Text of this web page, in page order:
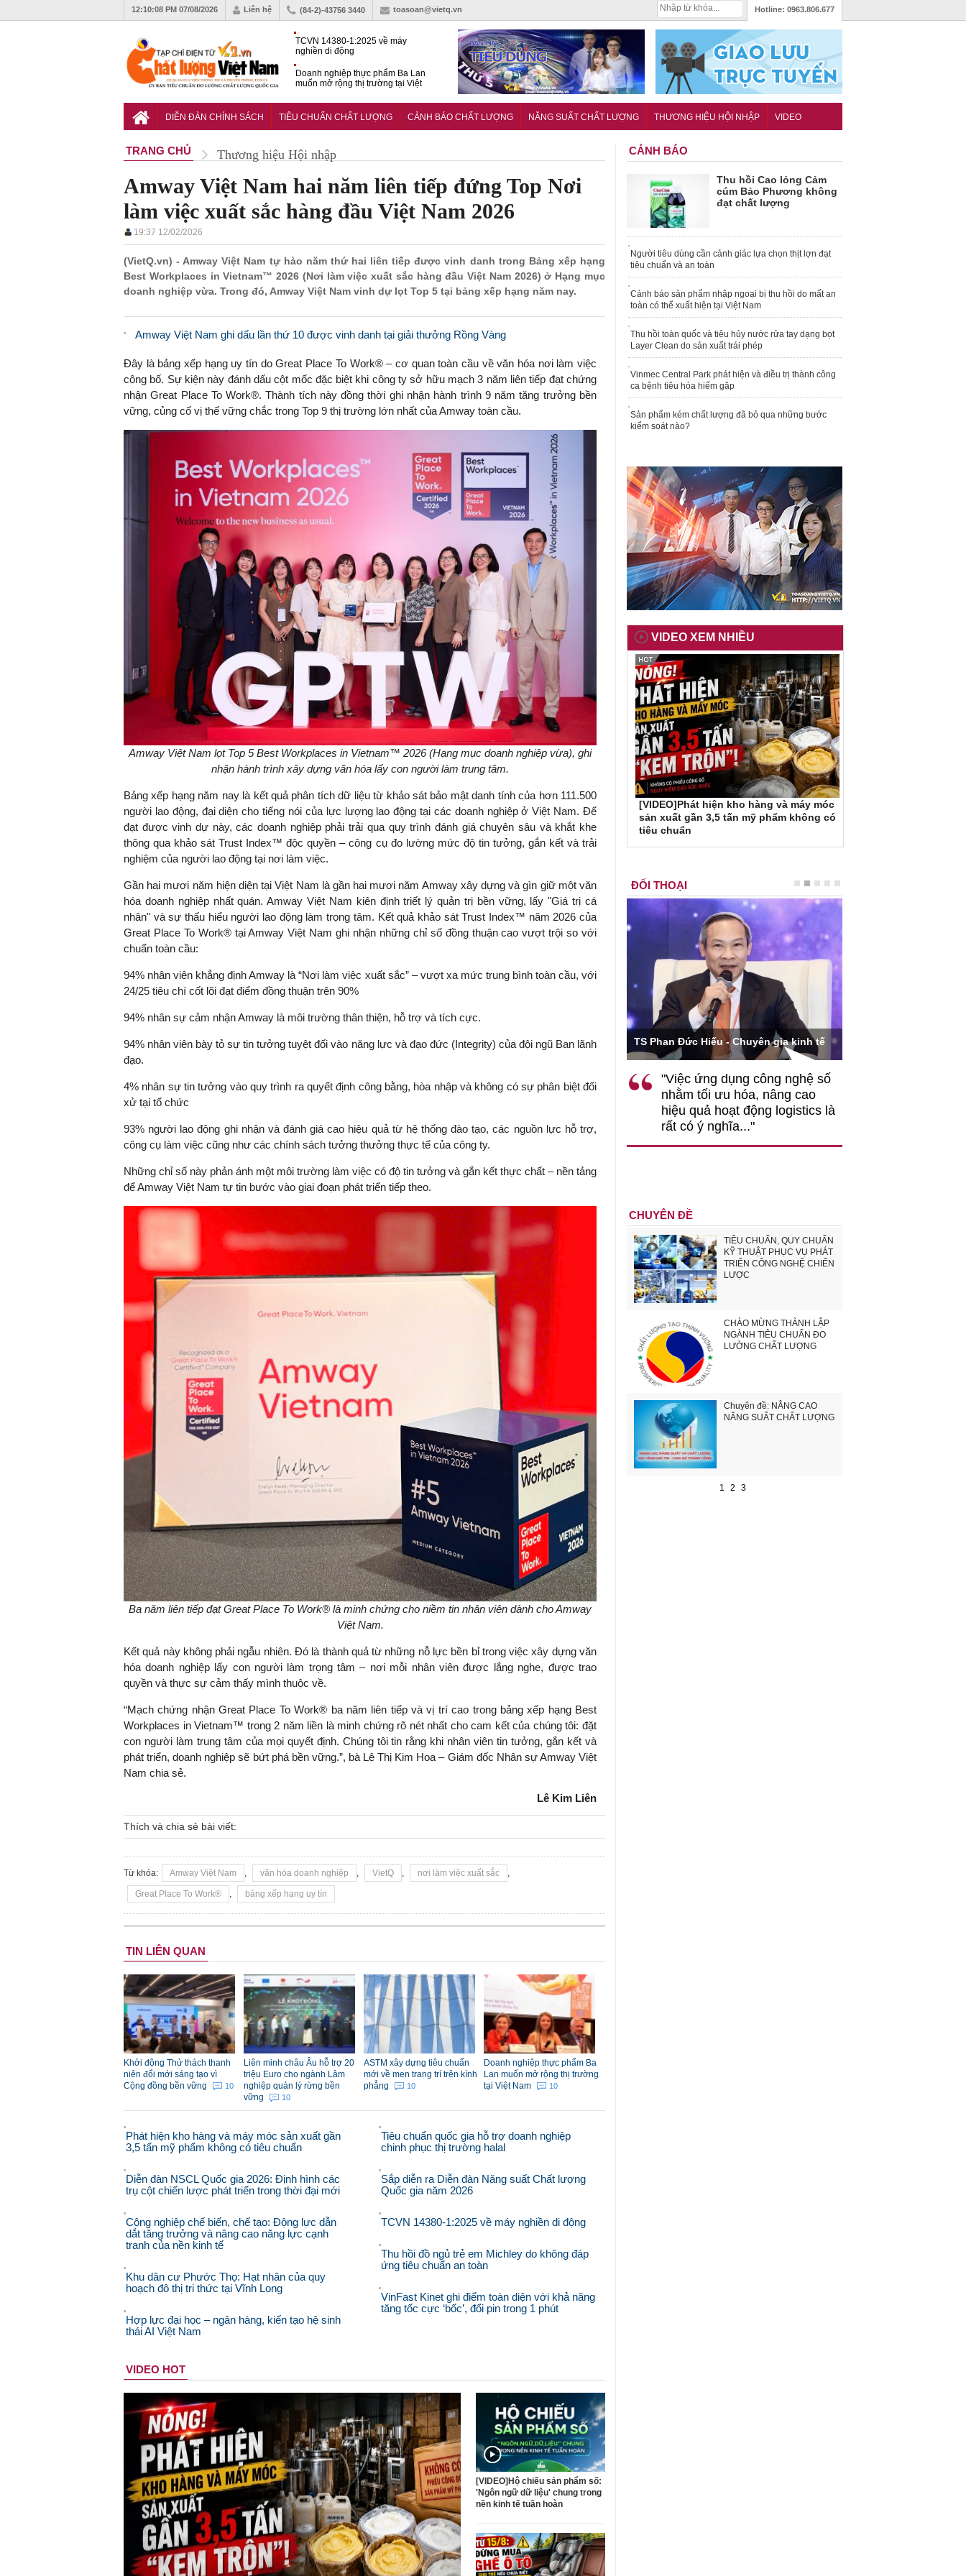
12:10:09 PM 07/08/2026 Liên hệ (84-2)-43756 3440 toasoan@vietq.vn Hotline: 0963.806.677
TCVN 14380-1:2025 về máy
nghiền di động
Doanh nghiệp thực phẩm Ba Lan
muốn mở rộng thị trường tại Việt
nghiệp chinh phục thị trường halal
DIỄN ĐÀN CHÍNH SÁCH TIÊU CHUẨN CHẤT LƯỢNG CẢNH BÁO CHẤT LƯỢNG NĂNG SUẤT CHẤT LƯỢNG THƯƠNG HIỆU HỘI NHẬP VIDEO
TRANG CHỦ Thương hiệu Hội nhập
Amway Việt Nam hai năm liên tiếp đứng Top Nơi
làm việc xuất sắc hàng đầu Việt Nam 2026
19:37 12/02/2026
(VietQ.vn) - Amway Việt Nam tự hào năm thứ hai liên tiếp được vinh danh trong Bảng xếp hạng
Best Workplaces in Vietnam™ 2026 (Nơi làm việc xuất sắc hàng đầu Việt Nam 2026) ở Hạng mục
doanh nghiệp vừa. Trong đó, Amway Việt Nam vinh dự lọt Top 5 tại bảng xếp hạng năm nay.
Amway Việt Nam ghi dấu lần thứ 10 được vinh danh tại giải thưởng Rồng Vàng
Đây là bảng xếp hạng uy tín do Great Place To Work® – cơ quan toàn cầu về văn hóa nơi làm việc
công bố. Sự kiện này đánh dấu cột mốc đặc biệt khi công ty sở hữu mạch 3 năm liên tiếp đạt chứng
nhận Great Place To Work®. Thành tích này đồng thời ghi nhận hành trình 9 năm tăng trưởng bền
vững, củng cố vị thế vững chắc trong Top 9 thị trường lớn nhất của Amway toàn cầu.
Amway Việt Nam lọt Top 5 Best Workplaces in Vietnam™ 2026 (Hạng mục doanh nghiệp vừa), ghi
nhận hành trình xây dựng văn hóa lấy con người làm trung tâm.
Bảng xếp hạng năm nay là kết quả phân tích dữ liệu từ khảo sát bảo mật danh tính của hơn 111.500
người lao động, đại diện cho tiếng nói của lực lượng lao động tại các doanh nghiệp ở Việt Nam. Để
đạt được vinh dự này, các doanh nghiệp phải trải qua quy trình đánh giá chuyên sâu và khắt khe
thông qua khảo sát Trust Index™ độc quyền – công cụ đo lường mức độ tin tưởng, gắn kết và trải
nghiệm của người lao động tại nơi làm việc.
Gần hai mươi năm hiện diện tại Việt Nam là gần hai mươi năm Amway xây dựng và gìn giữ một văn
hóa doanh nghiệp nhất quán. Amway Việt Nam kiên định triết lý quản trị bền vững, lấy "Giá trị cá
nhân" và sự thấu hiểu người lao động làm trọng tâm. Kết quả khảo sát Trust Index™ năm 2026 của
Great Place To Work® tại Amway Việt Nam ghi nhận những chỉ số đồng thuận cao vượt trội so với
chuẩn toàn cầu:
94% nhân viên khẳng định Amway là “Nơi làm việc xuất sắc” – vượt xa mức trung bình toàn cầu, với
24/25 tiêu chí cốt lõi đạt điểm đồng thuận trên 90%
94% nhân sự cảm nhận Amway là môi trường thân thiện, hỗ trợ và tích cực.
94% nhân viên bày tỏ sự tin tưởng tuyệt đối vào năng lực và đạo đức (Integrity) của đội ngũ Ban lãnh
đạo.
4% nhân sự tin tưởng vào quy trình ra quyết định công bằng, hòa nhập và không có sự phân biệt đối
xử tại tổ chức
93% người lao động ghi nhận và đánh giá cao hiệu quả từ hệ thống đào tạo, các nguồn lực hỗ trợ,
công cụ làm việc cũng như các chính sách tưởng thưởng thực tế của công ty.
Những chỉ số này phản ánh một môi trường làm việc có độ tin tưởng và gắn kết thực chất – nền tảng
để Amway Việt Nam tự tin bước vào giai đoạn phát triển tiếp theo.
Ba năm liên tiếp đạt Great Place To Work® là minh chứng cho niềm tin nhân viên dành cho Amway
Việt Nam.
Kết quả này không phải ngẫu nhiên. Đó là thành quả từ những nỗ lực bền bỉ trong việc xây dựng văn
hóa doanh nghiệp lấy con người làm trọng tâm – nơi mỗi nhân viên được lắng nghe, được trao
quyền và thực sự cảm thấy mình thuộc về.
“Mạch chứng nhận Great Place To Work® ba năm liên tiếp và vị trí cao trong bảng xếp hạng Best
Workplaces in Vietnam™ trong 2 năm liền là minh chứng rõ nét nhất cho cam kết của chúng tôi: đặt
con người làm trung tâm của mọi quyết định. Chúng tôi tin rằng khi nhân viên tin tưởng, gắn kết và
phát triển, doanh nghiệp sẽ bứt phá bền vững.”, bà Lê Thị Kim Hoa – Giám đốc Nhân sự Amway Việt
Nam chia sẻ.
Lê Kim Liên
Thích và chia sẻ bài viết:
Từ khóa: Amway Việt Nam , văn hóa doanh nghiệp , VietQ , nơi làm việc xuất sắc ,
Great Place To Work® , bảng xếp hạng uy tín
TIN LIÊN QUAN
Khởi động Thử thách thanh
niên đổi mới sáng tạo vì
Cộng đồng bền vững
10
Liên minh châu Âu hỗ trợ 20
triệu Euro cho ngành Lâm
nghiệp quản lý rừng bền
vững
10
ASTM xây dựng tiêu chuẩn
mới về men trang trí trên kính
phẳng
10
Doanh nghiệp thực phẩm Ba
Lan muốn mở rộng thị trường
tại Việt Nam
10
Phát hiện kho hàng và máy móc sản xuất gần
3,5 tấn mỹ phẩm không có tiêu chuẩn
Diễn đàn NSCL Quốc gia 2026: Định hình các
trụ cột chiến lược phát triển trong thời đại mới
Công nghiệp chế biến, chế tạo: Động lực dẫn
dắt tăng trưởng và nâng cao năng lực cạnh
tranh của nền kinh tế
Khu dân cư Phước Thọ: Hạt nhân của quy
hoạch đô thị tri thức tại Vĩnh Long
Hợp lực đại học – ngân hàng, kiến tạo hệ sinh
thái AI Việt Nam
Tiêu chuẩn quốc gia hỗ trợ doanh nghiệp
chinh phục thị trường halal
Sắp diễn ra Diễn đàn Năng suất Chất lượng
Quốc gia năm 2026
TCVN 14380-1:2025 về máy nghiền di động
Thu hồi đồ ngủ trẻ em Michley do không đáp
ứng tiêu chuẩn an toàn
VinFast Kinet ghi điểm toàn diện với khả năng
tăng tốc cực ‘bốc’, đổi pin trong 1 phút
VIDEO HOT
[VIDEO]Hộ chiếu sản phẩm số:
'Ngôn ngữ dữ liệu' chung trong
nền kinh tế tuần hoàn
CẢNH BÁO
Thu hồi Cao lỏng Cảm
cúm Bảo Phương không
đạt chất lượng
Người tiêu dùng cần cảnh giác lựa chọn thịt lợn đạt
tiêu chuẩn và an toàn
Cảnh báo sản phẩm nhập ngoại bị thu hồi do mất an
toàn có thể xuất hiện tại Việt Nam
Thu hồi toàn quốc và tiêu hủy nước rửa tay dạng bọt
Layer Clean do sản xuất trái phép
Vinmec Central Park phát hiện và điều trị thành công
ca bệnh tiêu hóa hiếm gặp
Sản phẩm kém chất lượng đã bỏ qua những bước
kiểm soát nào?
VIDEO XEM NHIỀU
[VIDEO]Phát hiện kho hàng và máy móc
sản xuất gần 3,5 tấn mỹ phẩm không có
tiêu chuẩn
ĐỐI THOẠI
Viện Kinh tế Tài chính
"Có rất nhiều việc phải làm
ngay từ bây giờ và trên thực tế
đầu tư cho khoa học công
nghệ; ban hành các cơ chế
khởi nghiệp..."
Việc sử dụng hiệu quả chính
sách tài khóa không chỉ mang ý
đóng vai trò tạo nền tảng cho
tăng trưởng bền vững dài hạn.
TS Phan Đức Hiếu - Chuyên gia kinh tế
"Việc ứng dụng công nghệ số
nhằm tối ưu hóa, nâng cao
hiệu quả hoạt động logistics là
rất có ý nghĩa..."
CHUYÊN ĐỀ
TIÊU CHUẨN, QUY CHUẨN
KỸ THUẬT PHỤC VỤ PHÁT
TRIỂN CÔNG NGHỆ CHIẾN
LƯỢC
CHÀO MỪNG THÀNH LẬP
NGÀNH TIÊU CHUẨN ĐO
LƯỜNG CHẤT LƯỢNG
Chuyên đề: NÂNG CAO
NĂNG SUẤT CHẤT LƯỢNG
1 2 3